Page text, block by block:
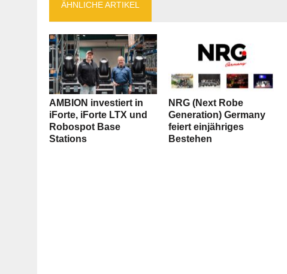
ÄHNLICHE ARTIKEL
AMBION investiert in
iForte, iForte LTX und
Robospot Base
Stations
NRG (Next Robe
Generation) Germany
feiert einjähriges
Bestehen